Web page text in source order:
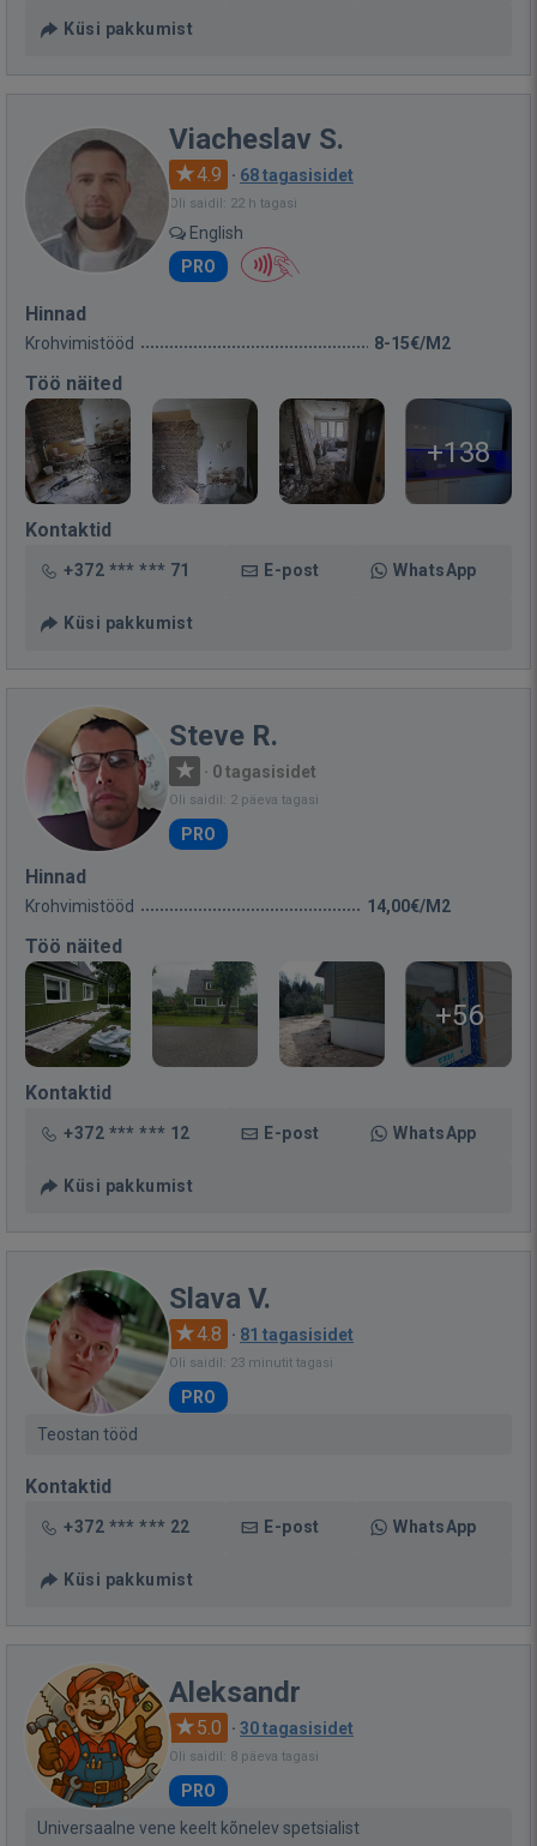
Küsi pakkumist
Viacheslav S.
4.9 · 68 tagasisidet
Oli saidil: 22 h tagasi
English
PRO
Hinnad
Krohvimistööd 8-15€/M2
Töö näited
+138
Kontaktid
+372 *** *** 71 E-post WhatsApp
Küsi pakkumist
Steve R.
· 0 tagasisidet
Oli saidil: 2 päeva tagasi
PRO
Hinnad
Krohvimistööd 14,00€/M2
Töö näited
+56
Kontaktid
+372 *** *** 12 E-post WhatsApp
Küsi pakkumist
Slava V.
4.8 · 81 tagasisidet
Oli saidil: 23 minutit tagasi
PRO
Teostan tööd
Kontaktid
+372 *** *** 22 E-post WhatsApp
Küsi pakkumist
Aleksandr
5.0 · 30 tagasisidet
Oli saidil: 8 päeva tagasi
PRO
Universaalne vene keelt kõnelev spetsialist